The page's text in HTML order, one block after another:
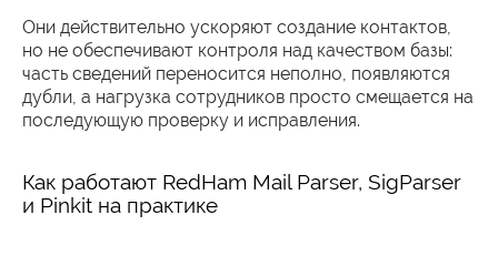
Они действительно ускоряют создание контактов,
но не обеспечивают контроля над качеством базы:
часть сведений переносится неполно, появляются
дубли, а нагрузка сотрудников просто смещается на
последующую проверку и исправления.
Как работают RedHam Mail Parser, SigParser
и Pinkit на практике